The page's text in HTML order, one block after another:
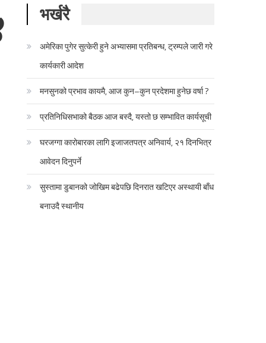
भर्खरै
अमेरिका पुगेर सुत्केरी हुने अभ्यासमा प्रतिबन्ध, ट्रम्पले जारी गरे
कार्यकारी आदेश
मनसुनको प्रभाव कायमै, आज कुन–कुन प्रदेशमा हुनेछ वर्षा ?
प्रतिनिधिसभाको बैठक आज बस्दै, यस्तो छ सम्भावित कार्यसूची
घरजग्गा कारोबारका लागि इजाजतपत्र अनिवार्य, २१ दिनभित्र
आवेदन दिनुपर्ने
सुस्तामा डुबानको जोखिम बढेपछि दिनरात खटिएर अस्थायी बाँध
बनाउदै स्थानीय